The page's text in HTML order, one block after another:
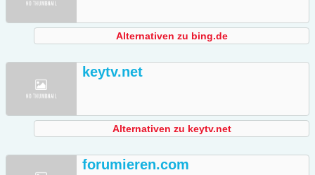
Alternativen zu bing.de
keytv.net
Alternativen zu keytv.net
forumieren.com